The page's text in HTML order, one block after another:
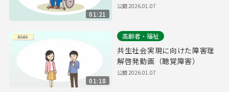
01:21
公開2026.01.07
01:18
高齢者・福祉
共生社会実現に向けた障害理
解啓発動画（聴覚障害）
公開2026.01.07